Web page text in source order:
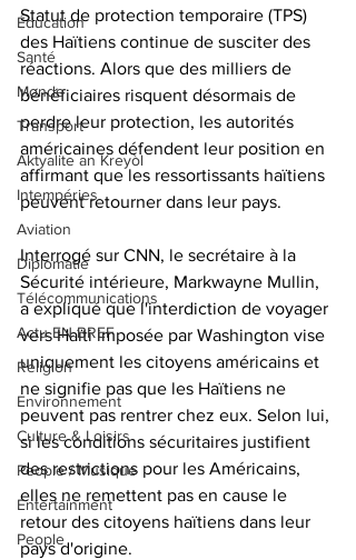
Éducation
Santé
Monde
Transport
Aktyalite an Kreyòl
Intempéries
Aviation
Diplomatie
Télécommunications
Actu EN BREF
Religion
Environnement
Culture & Loisirs
People / Musique
Entertainment
People
Statut de protection temporaire (TPS)
des Haïtiens continue de susciter des
réactions. Alors que des milliers de
bénéficiaires risquent désormais de
perdre leur protection, les autorités
américaines défendent leur position en
affirmant que les ressortissants haïtiens
peuvent retourner dans leur pays.
Interrogé sur CNN, le secrétaire à la
Sécurité intérieure, Markwayne Mullin,
a expliqué que l'interdiction de voyager
vers Haïti imposée par Washington vise
uniquement les citoyens américains et
ne signifie pas que les Haïtiens ne
peuvent pas rentrer chez eux. Selon lui,
si les conditions sécuritaires justifient
des restrictions pour les Américains,
elles ne remettent pas en cause le
retour des citoyens haïtiens dans leur
pays d'origine.